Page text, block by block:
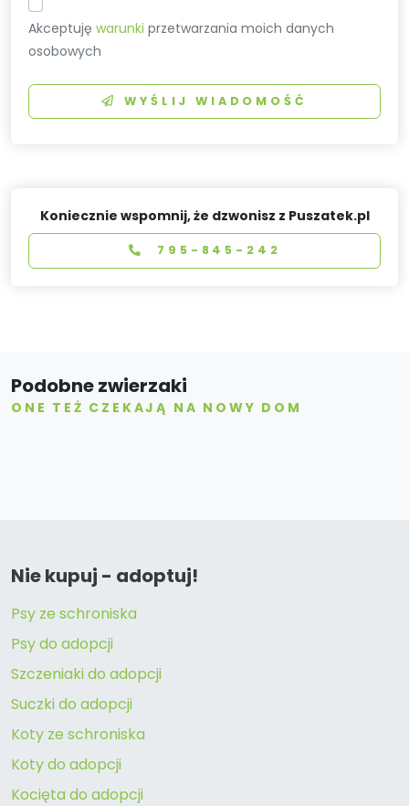
Akceptujęwarunki przetwarzania moich danych
osobowych
WYŚLIJ WIADOMOŚĆ
Koniecznie wspomnij, że dzwonisz z Puszatek.pl
795-845-242
Podobne zwierzaki
ONE TEŻ CZEKAJĄ NA NOWY DOM
Nie kupuj - adoptuj!
Psy ze schroniska
Psy do adopcji
Szczeniaki do adopcji
Suczki do adopcji
Koty ze schroniska
Koty do adopcji
Kocięta do adopcji